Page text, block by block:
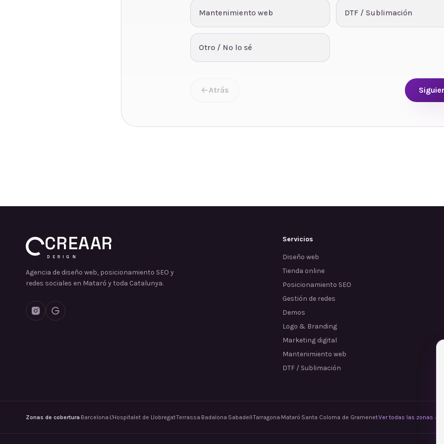
Mantenimiento web DTF / Sublimación
Otro / No lo sé
Atrás
CREAAR
DESIGN
Agencia de diseño web, posicionamiento SEO y
redes sociales en Mataró y toda Catalunya.
Servicios
Diseño web
Tienda online
Posicionamiento SEO
Gestión de redes
Demos
Logo & Branding
Marketing digital
Mantenimiento web
DTF / Sublimación
Zonas de cobertura·Barcelona·L'Hospitalet de Llobregat·Terrassa·Badalona·Sabadell·Tarragona·Mataró·Santa Coloma de Gramenet·Ver todas las zonas →